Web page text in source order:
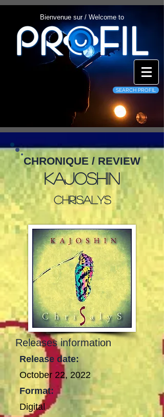
Bienvenue sur / Welcome to
SEARCH PROFIL
CHRONIQUE / REVIEW
Kajoshin
Chrisalys
Releases information
Release date:
October 22, 2022
Format:
Digital